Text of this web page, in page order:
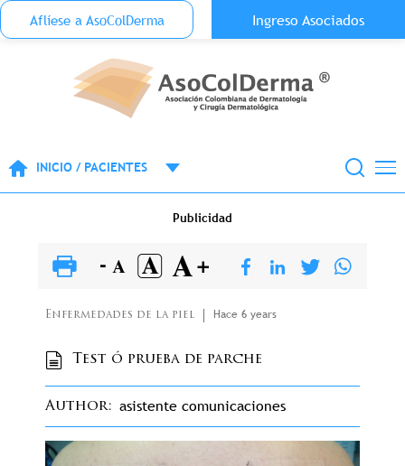
Pasar al contenido principal
Menu Top Anónimo
Aflíese a AsoColDerma Ingreso Asociados
INICIO / PACIENTES
Publicidad
Enfermedades de la piel Hace 6 years
Test ó prueba de parche
Author asistente comunicaciones